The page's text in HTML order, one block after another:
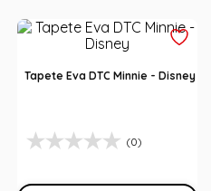
Tapete Eva DTC Minnie - Disney
(0)